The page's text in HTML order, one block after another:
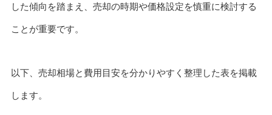
した傾向を踏まえ、売却の時期や価格設定を慎重に検討する
ことが重要です。
以下、売却相場と費用目安を分かりやすく整理した表を掲載
します。